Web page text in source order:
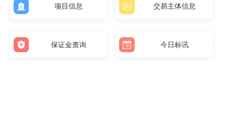
项目信息 交易主体信息
保证金查询 今日标讯